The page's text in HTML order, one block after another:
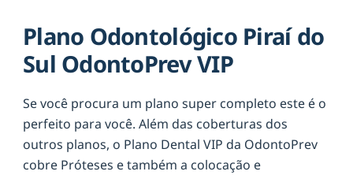
Plano Odontológico Piraí do
Sul OdontoPrev VIP
Se você procura um plano super completo este é o
perfeito para você. Além das coberturas dos
outros planos, o Plano Dental VIP da OdontoPrev
cobre Próteses e também a colocação e